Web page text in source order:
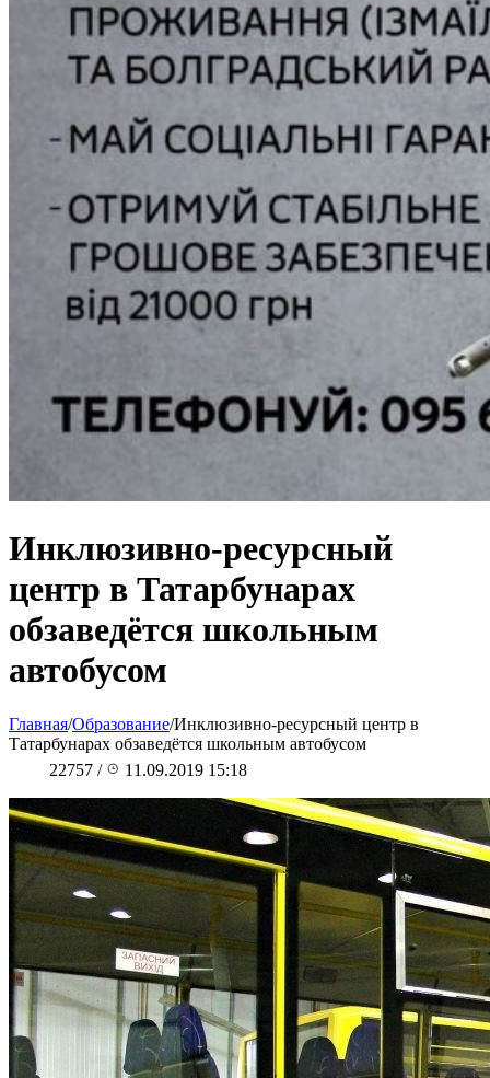
Инклюзивно-ресурсный
центр в Татарбунарах
обзаведётся школьным
автобусом
Главная/Образование/Инклюзивно-ресурсный центр в
Татарбунарах обзаведётся школьным автобусом
22757 / 11.09.2019 15:18